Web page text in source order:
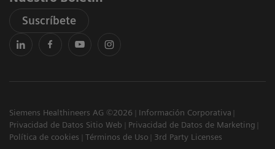
Suscríbete
Siemens Healthineers AG ©2026
Información Corporativa
Privacidad de Datos Sitio Web
Privacidad de Datos de Marketing
Política de cookies
Términos de Uso 3rd Party Licenses